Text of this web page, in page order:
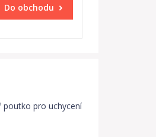
Do obchodu
poutko pro uchycení